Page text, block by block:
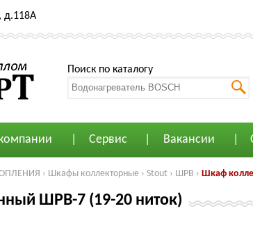
д.118А
Поиск по каталогу
Сервис Вакансии
› Шкафы коллекторные › Stout › ШРВ › Шкаф
ШРВ-7 (19-20 ниток)